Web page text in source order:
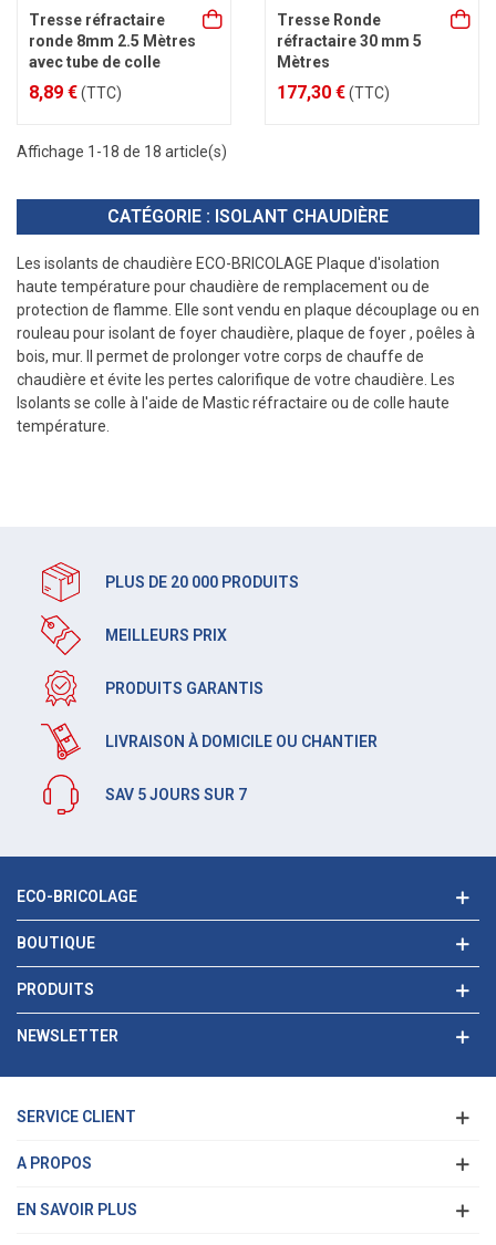
Tresse réfractaire
ronde 8mm 2.5 Mètres
avec tube de colle
8,89 €(TTC)
Tresse Ronde
réfractaire 30 mm 5
Mètres
177,30 €(TTC)
Affichage 1-18 de 18 article(s)
CATÉGORIE : ISOLANT CHAUDIÈRE
Les isolants de chaudière ECO-BRICOLAGE Plaque d'isolation
haute température pour chaudière de remplacement ou de
protection de flamme. Elle sont vendu en plaque découplage ou en
rouleau pour isolant de foyer chaudière, plaque de foyer , poêles à
bois, mur. Il permet de prolonger votre corps de chauffe de
chaudière et évite les pertes calorifique de votre chaudière. Les
Isolants se colle à l'aide de Mastic réfractaire ou de colle haute
température.
PLUS DE 20 000 PRODUITS
MEILLEURS PRIX
PRODUITS GARANTIS
LIVRAISON À DOMICILE OU CHANTIER
SAV 5 JOURS SUR 7
ECO-BRICOLAGE
BOUTIQUE
PRODUITS
NEWSLETTER
SERVICE CLIENT
A PROPOS
EN SAVOIR PLUS